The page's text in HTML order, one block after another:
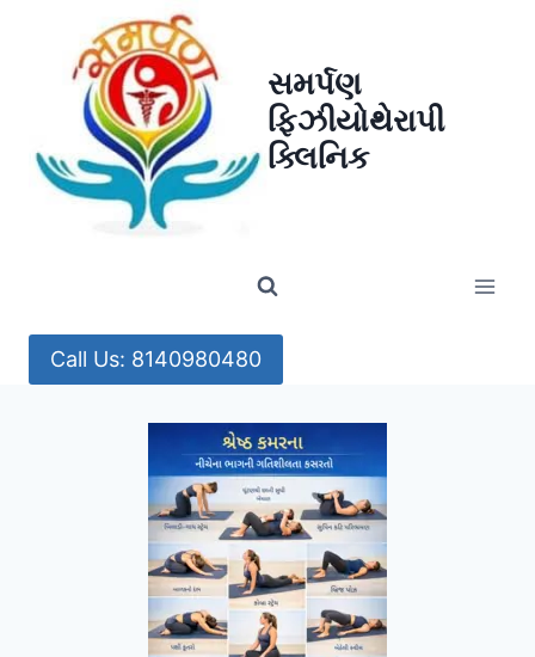
સમર્પણ
ફિઝીયોથેરાપી
ક્લિનિક
Call Us: 8140980480